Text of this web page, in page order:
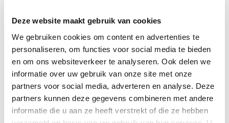
Deze website maakt gebruik van cookies
We gebruiken cookies om content en advertenties te
personaliseren, om functies voor social media te bieden
en om ons websiteverkeer te analyseren. Ook delen we
informatie over uw gebruik van onze site met onze
partners voor social media, adverteren en analyse. Deze
partners kunnen deze gegevens combineren met andere
informatie die u aan ze heeft verstrekt of die ze hebben
Duidelijk zichtbaar in het landschap vormt de Hoge Berg een
markant aandenken aan de ijstijd. Deze tot 15 meter hoge
glooiing is geen zandduin, maar een stuwwal van keileem. De
glooiing strekt van Oost tot Den Hoorn. Door ingrijpen van de
mens is een bijzonder cultuurlandschap ontstaan:
schapenweiden omzoomd door tuinwallen, schapenboeten en
drinkkolken.